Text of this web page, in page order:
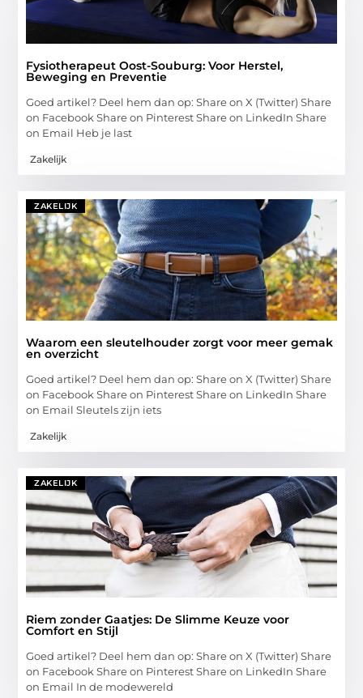
Fysiotherapeut Oost-Souburg: Voor Herstel,
Beweging en Preventie
Goed artikel? Deel hem dan op: Share on X (Twitter) Share
on Facebook Share on Pinterest Share on LinkedIn Share
on Email Heb je last
Zakelijk
ZAKELIJK
Waarom een sleutelhouder zorgt voor meer gemak
en overzicht
Goed artikel? Deel hem dan op: Share on X (Twitter) Share
on Facebook Share on Pinterest Share on LinkedIn Share
on Email Sleutels zijn iets
Zakelijk
ZAKELIJK
Riem zonder Gaatjes: De Slimme Keuze voor
Comfort en Stijl
Goed artikel? Deel hem dan op: Share on X (Twitter) Share
on Facebook Share on Pinterest Share on LinkedIn Share
on Email In de modewereld